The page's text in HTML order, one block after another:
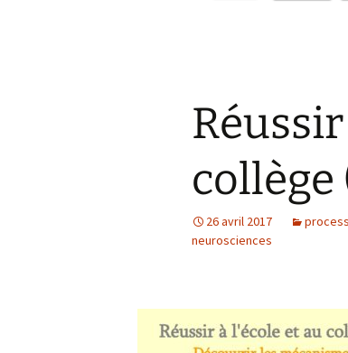
collège
26 avril 2017
neurosciences